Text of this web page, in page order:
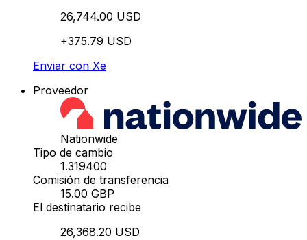
26,744.00 USD
+375.79 USD
Enviar con Xe
Proveedor
Nationwide
Tipo de cambio
1.319400
Comisión de transferencia
15.00 GBP
El destinatario recibe
26,368.20 USD